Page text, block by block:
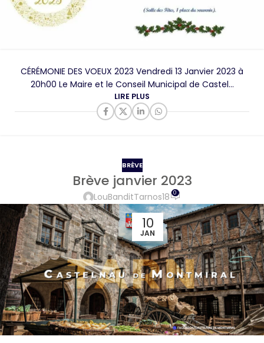
CÉRÉMONIE DES VOEUX 2023 Vendredi 13 Janvier 2023 à
20h00 Le Maire et le Conseil Municipal de Castel...
LIRE PLUS
BRÈVE
Brève janvier 2023
LouBanditTarnos18 0
10
JAN